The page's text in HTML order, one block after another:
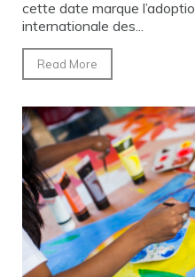
cette date marque
internationale des...
Read More